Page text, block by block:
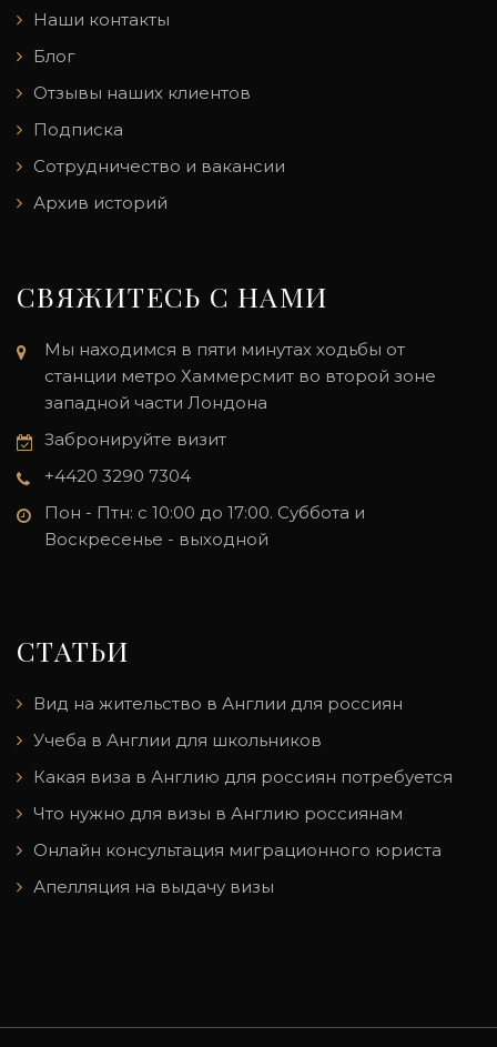
Наши контакты
Блог
Отзывы наших клиентов
Подписка
Сотрудничество и вакансии
Архив историй
СВЯЖИТЕСЬ С НАМИ
Мы находимся в пяти минутах ходьбы от
станции метро Хаммерсмит во второй зоне
западной части Лондона
Забронируйте визит
+4420 3290 7304
Пон - Птн: с 10:00 до 17:00. Суббота и
Воскресенье - выходной
СТАТЬИ
Вид на жительство в Англии для россиян
Учеба в Англии для школьников
Какая виза в Англию для россиян потребуется
Что нужно для визы в Англию россиянам
Онлайн консультация миграционного юриста
Апелляция на выдачу визы